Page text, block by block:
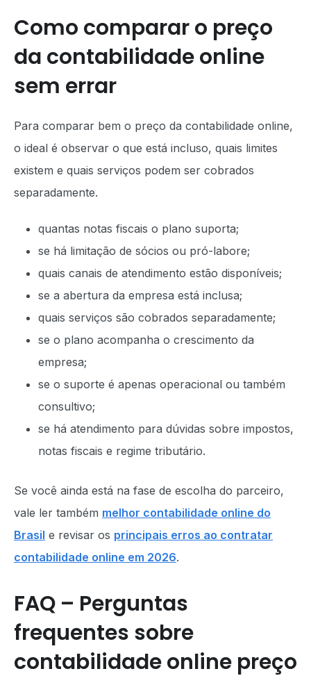
Como comparar o preço
da contabilidade online
sem errar
Para comparar bem o preço da contabilidade online,
o ideal é observar o que está incluso, quais limites
existem e quais serviços podem ser cobrados
separadamente.
quantas notas fiscais o plano suporta;
se há limitação de sócios ou pró-labore;
quais canais de atendimento estão disponíveis;
se a abertura da empresa está inclusa;
quais serviços são cobrados separadamente;
se o plano acompanha o crescimento da
empresa;
se o suporte é apenas operacional ou também
consultivo;
se há atendimento para dúvidas sobre impostos,
notas fiscais e regime tributário.
Se você ainda está na fase de escolha do parceiro,
vale ler também melhor contabilidade online do
Brasil e revisar os principais erros ao contratar
contabilidade online em 2026.
FAQ – Perguntas
frequentes sobre
contabilidade online preço